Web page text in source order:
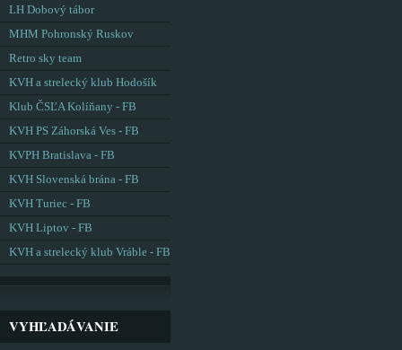
LH Dobový tábor
MHM Pohronský Ruskov
Retro sky team
KVH a strelecký klub Hodošík
Klub ČSĽA Kolíňany - FB
KVH PS Záhorská Ves - FB
KVPH Bratislava - FB
KVH Slovenská brána - FB
KVH Turiec - FB
KVH Liptov - FB
KVH a strelecký klub Vráble - FB
VYHĽADÁVANIE